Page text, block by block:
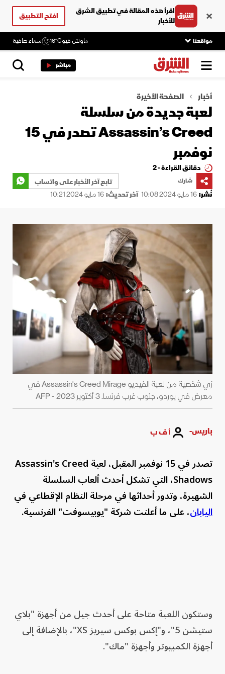
اقرأ هذه المقالة في تطبيق الشرق
للأخبار
افتح التطبيق
مواقعنا ماونتن فيو16°C سماء صافية
مباشر
أخبار الصفحة الأخيرة
لعبة جديدة من سلسلة
Assassin’s Creed تصدر في 15
نوفمبر
دقائق القراءة - 2
شارك
تابع آخر الأخبار على واتساب
نُشر:16 مايو 2024 10:08 آخر تحديث:16 مايو 2024 10:21
زي شخصية من لعبة الفيديو Assassin's Creed Mirage في
معرض في بوردو، جنوب غرب فرنسا. 3 أكتوبر 2023 - AFP
باريس- أ ف ب
تصدر في 15 نوفمبر المقبل، لعبة Assassin's Creed
Shadows، التي تشكل أحدث ألعاب السلسلة
الشهيرة، وتدور أحداثها في مرحلة النظام الإقطاعي في
اليابان، على ما أعلنت شركة "يوبيسوفت" الفرنسية.
وستكون اللعبة متاحة على أحدث جيل من أجهزة "بلاي
ستيشن 5"، و"إكس بوكس سيريز XS"، بالإضافة إلى
أجهزة الكمبيوتر وأجهزة "ماك".